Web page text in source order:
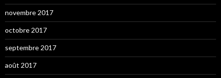
novembre 2017
octobre 2017
septembre 2017
août 2017